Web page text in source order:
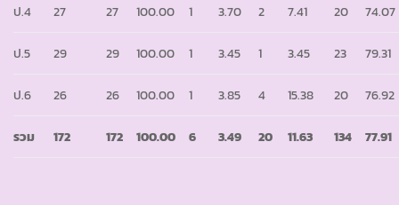
ป.4 27 27 100.00 1 3.70 2 7.41 20 74.07
ป.5 29 29 100.00 1 3.45 1 3.45 23 79.31
ป.6 26 26 100.00 1 3.85 4 15.38 20 76.92
รวม 172 172 100.00 6 3.49 20 11.63 134 77.91